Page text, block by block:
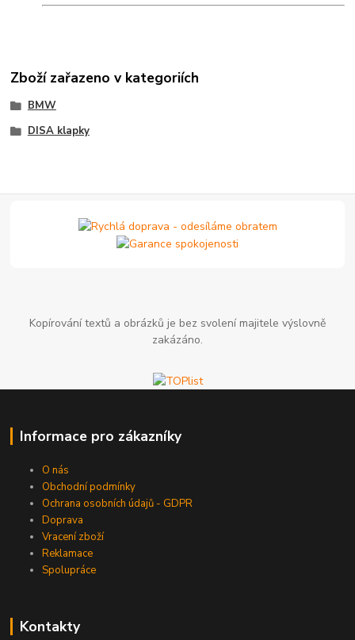
Zboží zařazeno v kategoriích
BMW
DISA klapky
Kopírování textů a obrázků je bez svolení majitele výslovně
zakázáno.
Informace pro zákazníky
O nás
Obchodní podmínky
Ochrana osobních údajů - GDPR
Doprava
Vracení zboží
Reklamace
Spolupráce
Kontakty